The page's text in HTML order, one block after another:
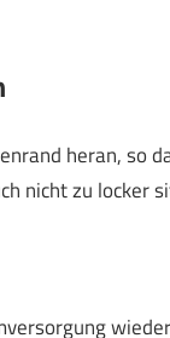
heran, so
nicht zu locker